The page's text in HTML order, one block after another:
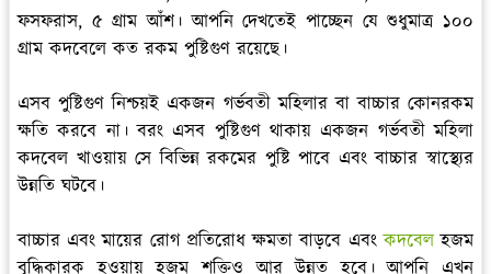
ফসফরাস, ৫ গ্রাম আঁশ। আপনি দেখতেই পাচ্ছেন যে শুধুমাত্র ১০০
গ্রাম কদবেলে কত রকম পুষ্টিগুণ রয়েছে।
এসব পুষ্টিগুণ নিশ্চয়ই একজন গর্ভবতী মহিলার বা বাচ্চার কোনরকম
ক্ষতি করবে না। বরং এসব পুষ্টিগুণ থাকায় একজন গর্ভবতী মহিলা
কদবেল খাওয়ায় সে বিভিন্ন রকমের পুষ্টি পাবে এবং বাচ্চার স্বাস্থ্যের
উন্নতি ঘটবে।
বাচ্চার এবং মায়ের রোগ প্রতিরোধ ক্ষমতা বাড়বে এবংকদবেলহজম
বৃদ্ধিকারক হওয়ায় হজম শক্তিও আর উন্নত হবে। আপনি এখন